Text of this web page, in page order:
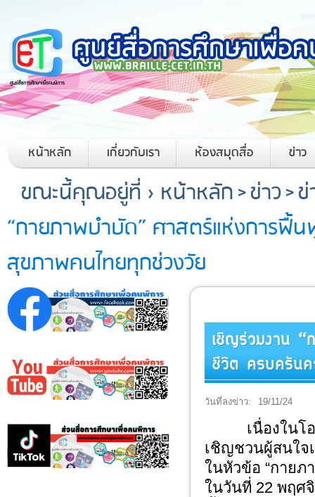
หน้าหลัก เกี่ยวกับเรา ห้องสมุดสื่อ ข่าว
ขณะนี้คุณอยู่ที่ › หน้าหลัก>ข่าว>
“กายภาพบำบัด” ศาสตร์แห่งการ
สุขภาพคนไทยทุกช่วงวัย
เชิญร่วมงาน
ชีวิต ครบครันค
วันที่ลงข่าว: 19/11/24
เนื่องในโอก
เชิญชวนผู้สนใจ
ในหัวข้อ “กาย
ในวันที่ 22 พฤศ